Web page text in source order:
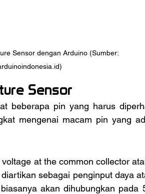
Sensor dengan Arduino (Sumber:
Sensor
mengenai macam pin yang
sebagai penginput daya
akan dihubungkan pada